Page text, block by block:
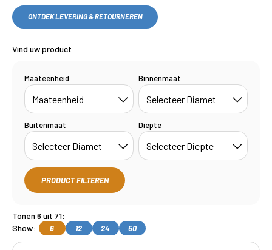
ONTDEK LEVERING & RETOURNEREN
Vind uw product:
Maateenheid Binnenmaat
Buitenmaat Diepte
PRODUCT FILTEREN
Tonen 6 uit 71:
Show:
6 12 24 50